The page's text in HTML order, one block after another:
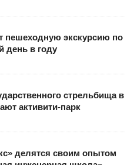
пешеходную экскурсию по
день в году
стрельбища в
активити-парк
делятся своим опытом